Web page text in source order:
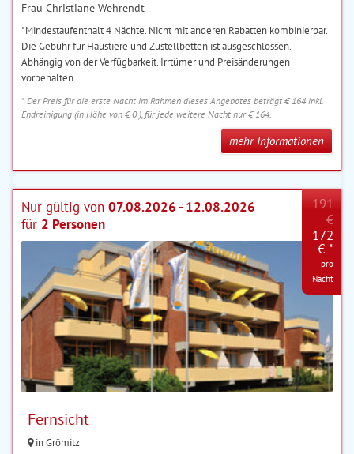
Frau Christiane Wehrendt
*Mindestaufenthalt 4 Nächte. Nicht mit anderen Rabatten kombinierbar.
Die Gebühr für Haustiere und Zustellbetten ist ausgeschlossen.
Abhängig von der Verfügbarkeit. Irrtümer und Preisänderungen
vorbehalten.
* Der Preis für die erste Nacht im Rahmen dieses Angebotes beträgt € 164 inkl.
Endreinigung (in Höhe von € 0 ), für jede weitere Nacht nur € 164.
mehr Informationen
Nur gültig von 07.08.2026 - 12.08.2026
für 2 Personen
Fernsicht
in Grömitz
191
€
172
€ *
pro
Nacht